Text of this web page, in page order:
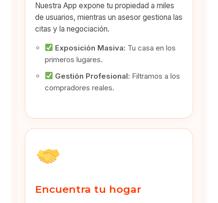
Nuestra App expone tu propiedad a miles
de usuarios, mientras un asesor gestiona las
citas y la negociación.
Exposición Masiva: Tu casa en los
primeros lugares.
Gestión Profesional: Filtramos a los
compradores reales.
Encuentra tu hogar